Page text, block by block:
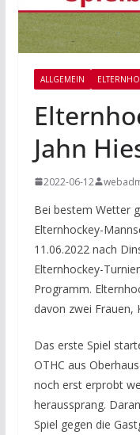
ALLGEMEIN
Jahn
2022-06-12
Bei bestem Wetter
Elternhockey-
11.06.2022 nach
Elternhockey-
Programm.
davon zwei Frauen,
Das erste Spiel
OTHC aus
noch erst erprobt
heraussprang.
Spiel gegen die